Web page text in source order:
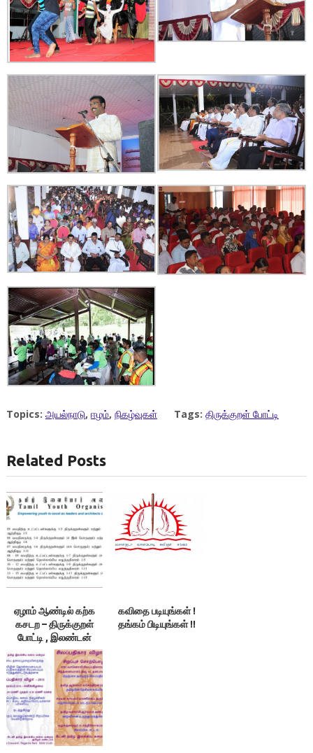
Topics: அயல்நாடு, ஈழம், நிகழ்வுகள் Tags: திருக்குறள் போட்டி
Related Posts
ஏழாம் ஆண்டில் கற்க
கசடற – திருக்குறள்
போட்டி , இலண்டன்
கவிதை படியுங்கள் !
தங்கம் பிடியுங்கள் !!